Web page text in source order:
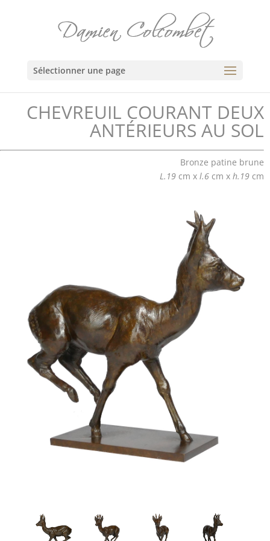
Sélectionner une page
CHEVREUIL COURANT DEUX
ANTÉRIEURS AU SOL
Bronze patine brune
L.19 cm x l.6 cm x h.19 cm